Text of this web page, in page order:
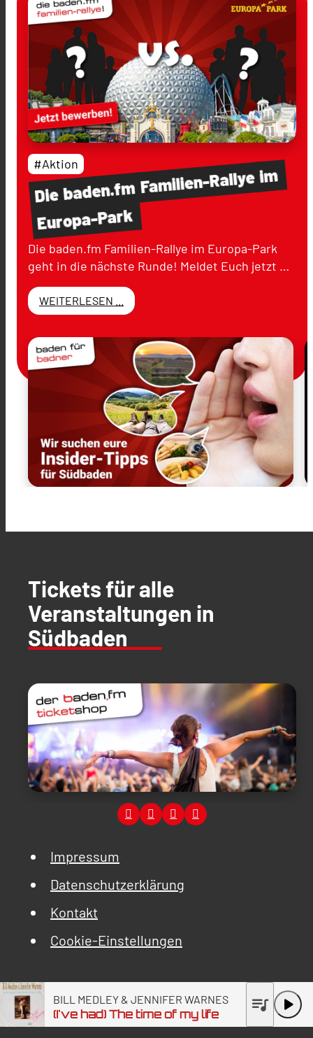
Diebaden.fmFamilien-Rallyeim
Europa-Park
#Aktion
Die baden.fm Familien-Rallye im Europa-Park
geht in die nächste Runde! Meldet Euch jetzt …
WEITERLESEN ...
Tickets für alle
Veranstaltungen in
Südbaden
Impressum
Datenschutzerklärung
Kontakt
Cookie-Einstellungen
BILL MEDLEY & JENNIFER WARNES
(I've had) The time of my life play_arrow
queue_music